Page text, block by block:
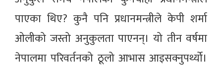
पाएका थिए? कुनै पनि प्रधानमन्त्रीले केपी शर्मा
ओलीको जस्तो अनुकुलता पाएनन्। यो तीन वर्षमा
नेपालमा परिवर्तनको ठूलो आभास आइसक्नुपर्थ्यो।